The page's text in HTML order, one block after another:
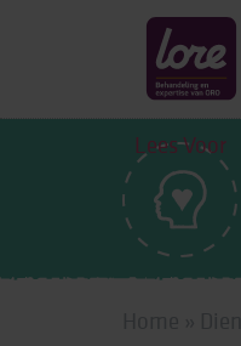
Veelgestelde vragen
Lees Voor